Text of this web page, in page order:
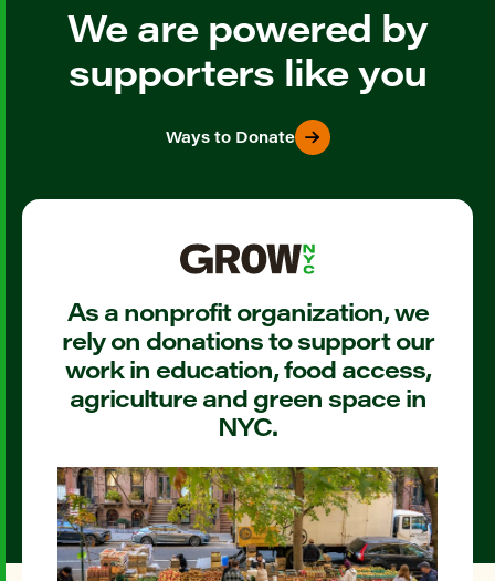
We are powered by
supporters like you
Ways to Donate
As a nonprofit organization, we
rely on donations to support our
work in education, food access,
agriculture and green space in
NYC.